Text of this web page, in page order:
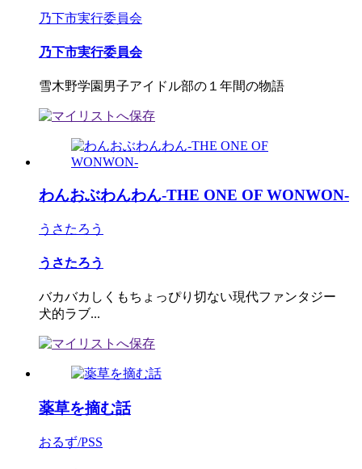
乃下市実行委員会
乃下市実行委員会
雪木野学園男子アイドル部の１年間の物語
わんおぶわんわん-THE ONE OF WONWON-
うさたろう
うさたろう
バカバカしくもちょっぴり切ない現代ファンタジー
犬的ラブ...
薬草を摘む話
おるず/PSS